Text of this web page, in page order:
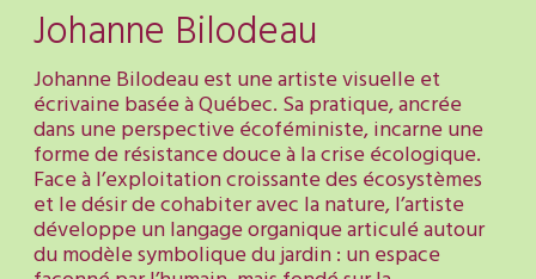
Johanne Bilodeau
Johanne Bilodeau est une artiste visuelle et
écrivaine basée à Québec. Sa pratique, ancrée
dans une perspective écoféministe, incarne une
forme de résistance douce à la crise écologique.
Face à l’exploitation croissante des écosystèmes
et le désir de cohabiter avec la nature, l’artiste
développe un langage organique articulé autour
du modèle symbolique du jardin : un espace